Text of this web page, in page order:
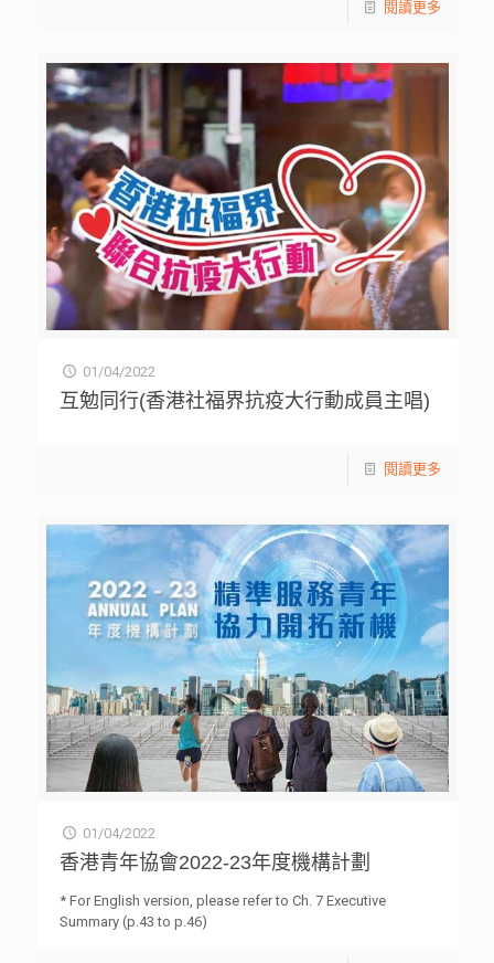
閱讀更多
01/04/2022
互勉同行(香港社福界抗疫大行動成員主唱)
閱讀更多
01/04/2022
香港青年協會2022-23年度機構計劃
* For English version, please refer to Ch. 7 Executive
Summary (p.43 to p.46)